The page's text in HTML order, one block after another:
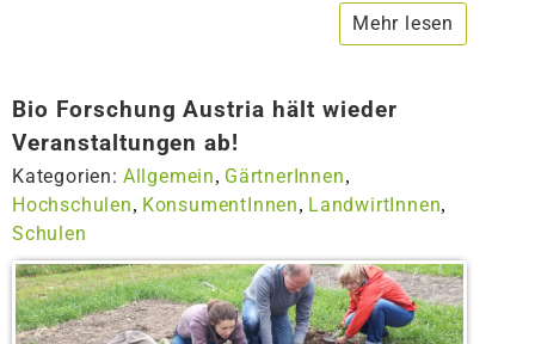
Mehr lesen
Bio Forschung Austria hält wieder
Veranstaltungen ab!
Kategorien: Allgemein, GärtnerInnen,
Hochschulen, KonsumentInnen, LandwirtInnen,
Schulen